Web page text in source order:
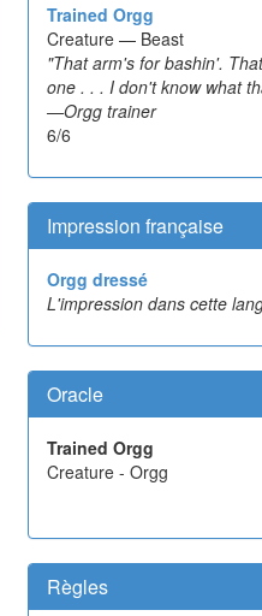
Trained Orgg
Creature — Beast
"That arm's for bashin'.
one . . . I don't know what
—Orgg trainer
6/6
Impression française
Orgg dressé
L'impression dans cette
Oracle
Trained Orgg
Creature - Orgg
Règles